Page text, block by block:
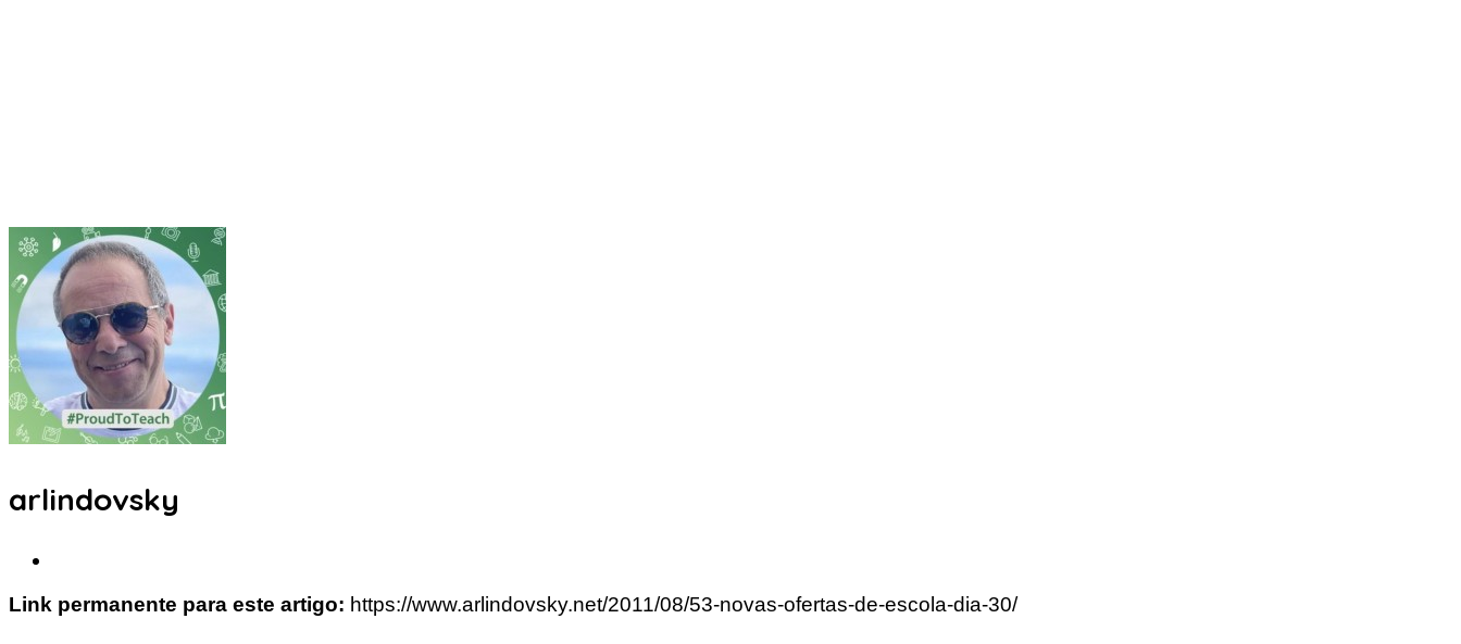
arlindovsky
Link permanente para este artigo: https://www.arlindovsky.net/2011/08/53-novas-ofertas-de-escola-dia-30/